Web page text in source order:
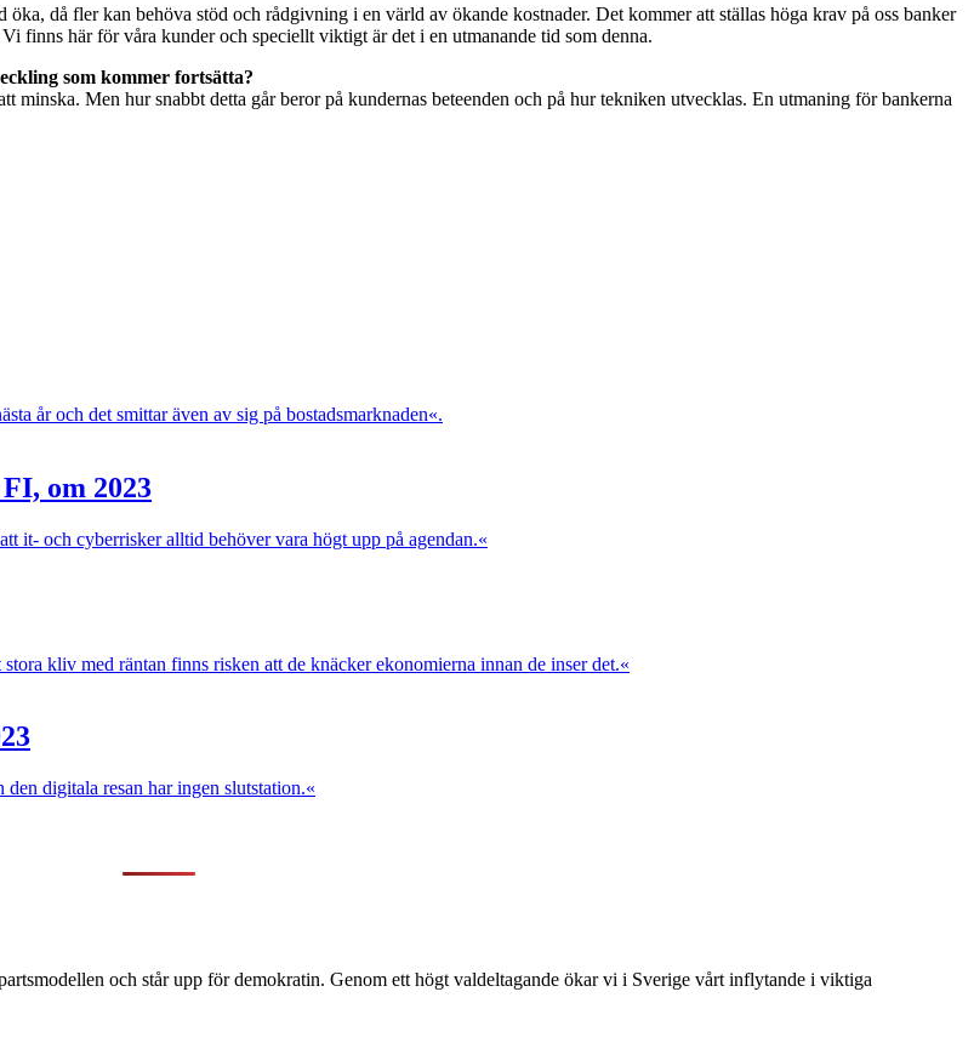
då fler kan behöva stöd och rådgivning i en värld av ökande kostnader. Det kommer att ställas höga krav på oss banker
finns här för våra kunder och speciellt viktigt är det i en utmanande tid som denna.
som kommer fortsätta?
minska. Men hur snabbt detta går beror på kundernas beteenden och på hur tekniken utvecklas. En utmaning för bankerna
år och det smittar även av sig på bostadsmarknaden«.
om 2023
it- och cyberrisker alltid behöver vara högt upp på agendan.«
kliv med räntan finns risken att de knäcker ekonomierna innan de inser det.«
digitala resan har ingen slutstation.«
och står upp för demokratin. Genom ett högt valdeltagande ökar vi i Sverige vårt inflytande i viktiga